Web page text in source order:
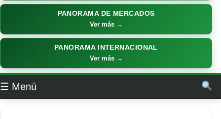
PANORAMA DE MERCADOS
Ver más →
PANORAMA INTERNACIONAL
Ver más →
☰ Menú